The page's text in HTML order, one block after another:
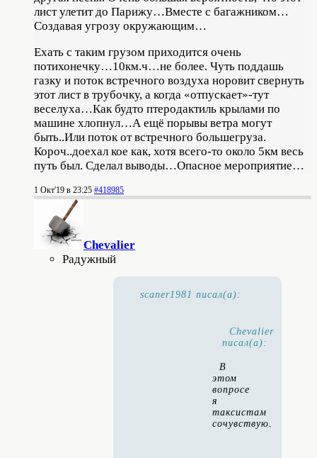
лист улетит до Парижу…Вместе с багажником…
Создавая угрозу окружающим…
Ехать с таким грузом приходится очень
потихонечку…10км.ч…не более. Чуть поддашь
газку и поток встречного воздуха норовит свернуть
этот лист в трубочку, а когда «отпускает»-тут
веселуха…Как будто птеродактиль крылами по
машине хлопнул…А ещё порывы ветра могут
быть..Или поток от встречного большегруза.
Короч..доехал кое как, хотя всего-то около 5км весь
путь был. Сделал выводы…Опасное мероприятие…
1 Окт'19 в 23:25 #418985
Chevalier
Радужный
scaner1981 писал(а):
Chevalier
писал(а):
В
этом
вопросе
я
таксистам
сочувствую.